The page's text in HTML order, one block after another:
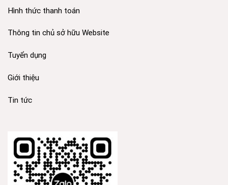
Hình thức thanh toán
Thông tin chủ sở hữu Website
Tuyển dụng
Giới thiệu
Tin tức